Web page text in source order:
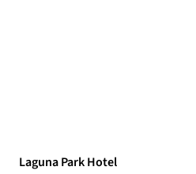
Laguna Park Hotel